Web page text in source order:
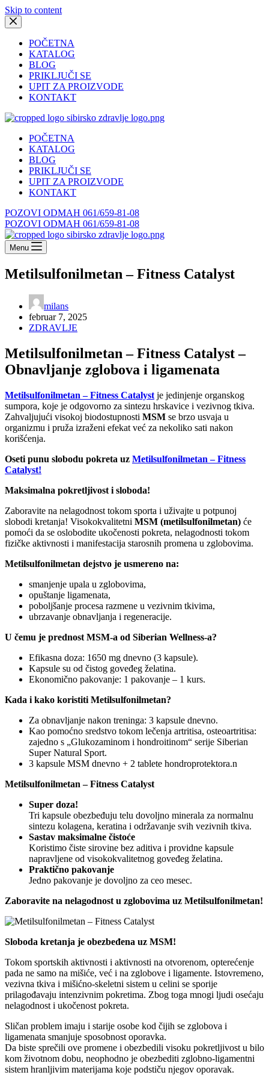
Skip to content
POČETNA
KATALOG
BLOG
PRIKLJUČI SE
UPIT ZA PROIZVODE
KONTAKT
POČETNA
KATALOG
BLOG
PRIKLJUČI SE
UPIT ZA PROIZVODE
KONTAKT
POZOVI ODMAH 061/659-81-08
POZOVI ODMAH 061/659-81-08
Menu
Metilsulfonilmetan – Fitness Catalyst
milans
februar 7, 2025
ZDRAVLJE
Metilsulfonilmetan – Fitness Catalyst –
Obnavljanje zglobova i ligamenata
Metilsulfonilmetan – Fitness Catalyst je jedinjenje organskog
sumpora, koje je odgovorno za sintezu hrskavice i vezivnog tkiva.
Zahvaljujući visokoj biodostupnosti MSM se brzo usvaja u
organizmu i pruža izraženi efekat već za nekoliko sati nakon
korišćenja.
Oseti punu slobodu pokreta uz Metilsulfonilmetan – Fitness
Catalyst!
Maksimalna pokretljivost i sloboda!
Zaboravite na nelagodnost tokom sporta i uživajte u potpunoj
slobodi kretanja! Visokokvalitetni MSM (metilsulfonilmetan) će
pomoći da se oslobodite ukočenosti pokreta, nelagodnosti tokom
fizičke aktivnosti i manifestacija starosnih promena u zglobovima.
Metilsulfonilmetan dejstvo je usmereno na:
smanjenje upala u zglobovima,
opuštanje ligamenata,
poboljšanje procesa razmene u vezivnim tkivima,
ubrzavanje obnavljanja i regeneracije.
U čemu je prednost MSM-a od Siberian Wellness-a?
Efikasna doza: 1650 mg dnevno (3 kapsule).
Kapsule su od čistog goveđeg želatina.
Ekonomično pakovanje: 1 pakovanje – 1 kurs.
Kada i kako koristiti Metilsulfonilmetan?
Za obnavljanje nakon treninga: 3 kapsule dnevno.
Kao pomoćno sredstvo tokom lečenja artritisa, osteoartritisa:
zajedno s „Glukozaminom i hondroitinom“ serije Siberian
Super Natural Sport.
3 kapsule MSM dnevno + 2 tablete hondroprotektora.n
Metilsulfonilmetan – Fitness Catalyst
Super doza!
Tri kapsule obezbeđuju telu dovoljno minerala za normalnu
sintezu kolagena, keratina i održavanje svih vezivnih tkiva.
Sastav maksimalne čistoće
Koristimo čiste sirovine bez aditiva i providne kapsule
napravljene od visokokvalitetnog goveđeg želatina.
Praktično pakovanje
Jedno pakovanje je dovoljno za ceo mesec.
Zaboravite na nelagodnost u zglobovima uz Metilsulfonilmetan!
Sloboda kretanja je obezbeđena uz MSM!
Tokom sportskih aktivnosti i aktivnosti na otvorenom, opterećenje
pada ne samo na mišiće, već i na zglobove i ligamente. Istovremeno,
vezivna tkiva i mišićno-skeletni sistem u celini se sporije
prilagođavaju intenzivnim pokretima. Zbog toga mnogi ljudi osećaju
nelagodnost i ukočenost pokreta.
Sličan problem imaju i starije osobe kod čijih se zglobova i
ligamenata smanjuje sposobnost oporavka.
Da biste sprečili ove promene i obezbedili visoku pokretljivost u bilo
kom životnom dobu, neophodno je obezbediti zglobno-ligamentni
sistem hranljivim materijama koje podstiču njegov oporavak.